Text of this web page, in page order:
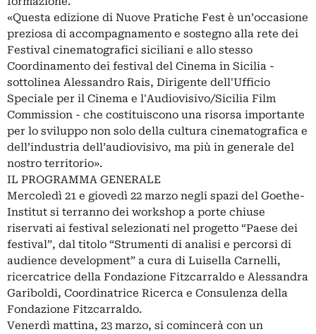
«Questa edizione di Nuove Pratiche Fest è un’occasione
preziosa di accompagnamento e sostegno alla rete dei
Festival cinematografici siciliani e allo stesso
Coordinamento dei festival del Cinema in Sicilia -
sottolinea Alessandro Rais, Dirigente dell'Ufficio
Speciale per il Cinema e l'Audiovisivo/Sicilia Film
Commission - che costituiscono una risorsa importante
per lo sviluppo non solo della cultura cinematografica e
dell’industria dell’audiovisivo, ma più in generale del
nostro territorio».
IL PROGRAMMA GENERALE
Mercoledì 21 e giovedì 22 marzo negli spazi del Goethe-
Institut si terranno dei workshop a porte chiuse
riservati ai festival selezionati nel progetto “Paese dei
festival”, dal titolo “Strumenti di analisi e percorsi di
audience development” a cura di Luisella Carnelli,
ricercatrice della Fondazione Fitzcarraldo e Alessandra
Gariboldi, Coordinatrice Ricerca e Consulenza della
Fondazione Fitzcarraldo.
Venerdì mattina, 23 marzo, si comincerà con un